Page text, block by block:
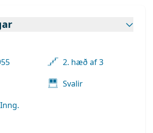
2. hæð af 3
Svalir